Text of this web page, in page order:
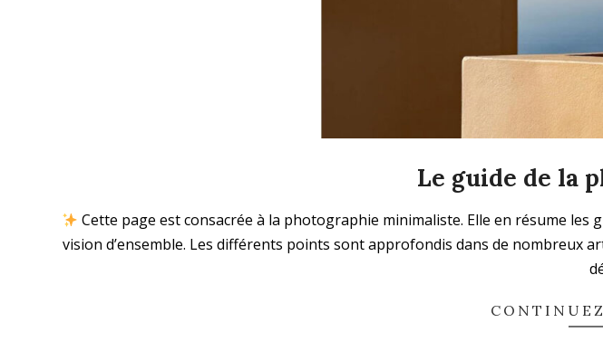
Le guide de la
08-
28
Cette page est consacrée à la photographie minimaliste. Elle en résume
vision d’ensemble. Les différents points sont approfondis dans de nombreux